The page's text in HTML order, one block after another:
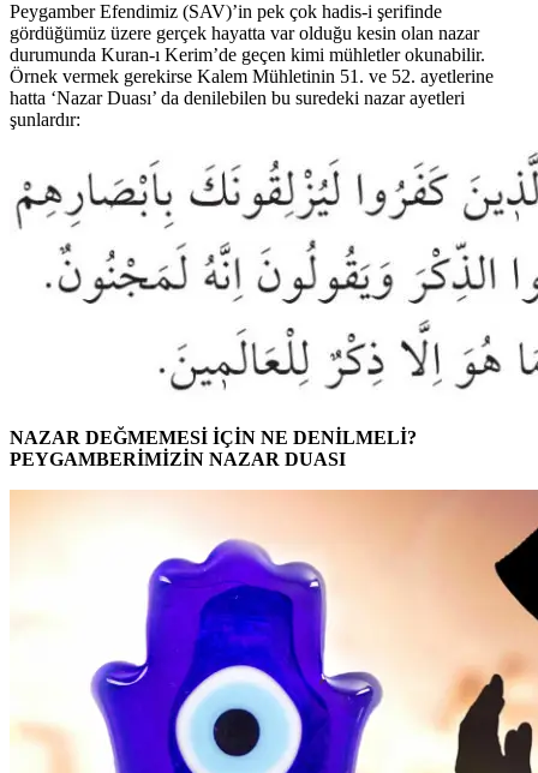
Peygamber Efendimiz (SAV)’in pek çok hadis-i şerifinde
gördüğümüz üzere gerçek hayatta var olduğu kesin olan nazar
durumunda Kuran-ı Kerim’de geçen kimi mühletler okunabilir.
Örnek vermek gerekirse Kalem Mühletinin 51. ve 52. ayetlerine
hatta ‘Nazar Duası’ da denilebilen bu suredeki nazar ayetleri
şunlardır:
NAZAR DEĞMEMESİ İÇİN NE DENİLMELİ?
PEYGAMBERİMİZİN NAZAR DUASI